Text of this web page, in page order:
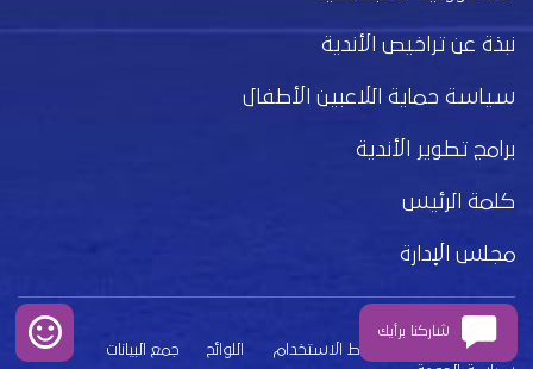
نبذة عن تراخيص الأندية
سياسة حماية اللاعبين الأطفال
برامج تطوير الأندية
كلمة الرئيس
مجلس الإدارة
بيان الخصوصية شروط الاستخدام اللوائح
جمع البيانات
شاركنا برأيك